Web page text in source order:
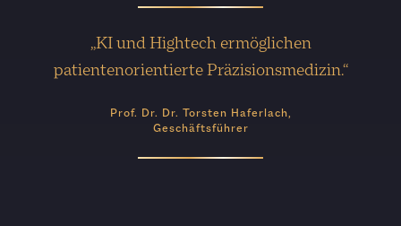
„KI und Hightech ermöglichen
patientenorientierte Präzisionsmedizin.“
Prof. Dr. Dr. Torsten Haferlach,
Geschäftsführer